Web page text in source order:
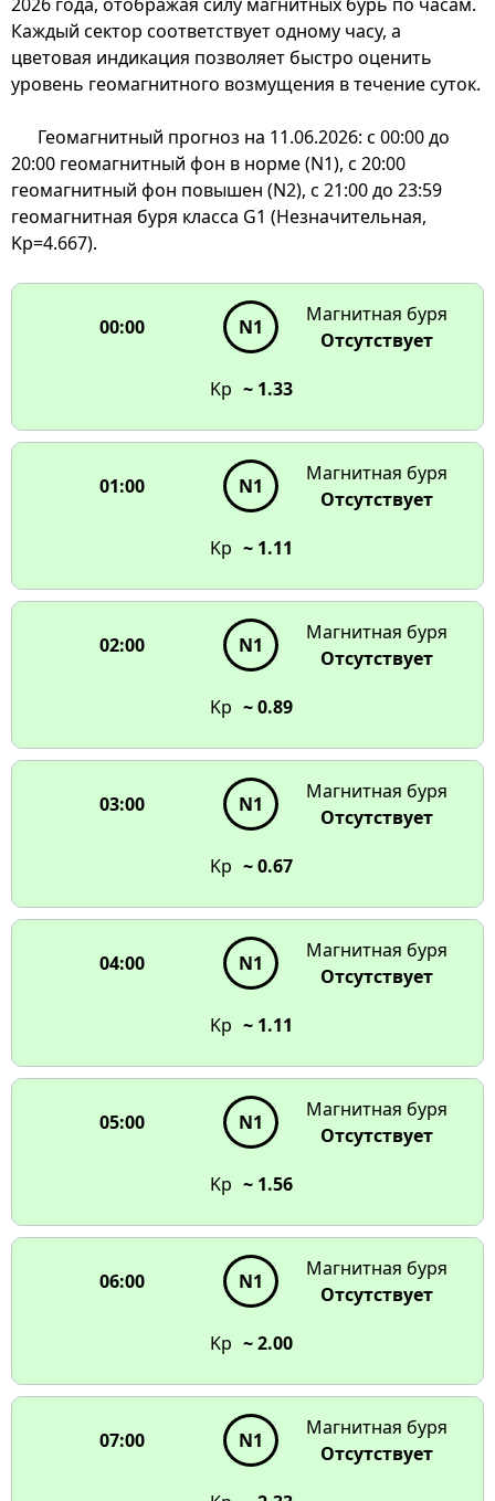
Каждый сектор соответствует одному часу, а
цветовая индикация позволяет быстро оценить
уровень геомагнитного возмущения в течение суток.
N1
N1
N1
N1
N1
N1
N1
N1
N1
N2
G1
G1
Геомагнитная активность
Наведите на сектор
чтобы увидеть детали
00:00
01:00
11:00
12:00
13:00
23:00
Геомагнитный прогноз на 11.06.2026: с 00:00 до
20:00 геомагнитный фон в норме (N1), с 20:00
геомагнитный фон повышен (N2), с 21:00 до 23:59
геомагнитная буря класса G1 (Незначительная,
Kp=4.667).
00:00 N1
Магнитная буря
Отсутствует
Kp ~ 1.33
01:00 N1
Магнитная буря
Отсутствует
Kp ~ 1.11
02:00 N1
Магнитная буря
Отсутствует
Kp ~ 0.89
03:00 N1
Магнитная буря
Отсутствует
Kp ~ 0.67
04:00 N1
Магнитная буря
Отсутствует
Kp ~ 1.11
05:00 N1
Магнитная буря
Отсутствует
Kp ~ 1.56
06:00 N1
Магнитная буря
Отсутствует
Kp ~ 2.00
07:00 N1
Магнитная буря
Отсутствует